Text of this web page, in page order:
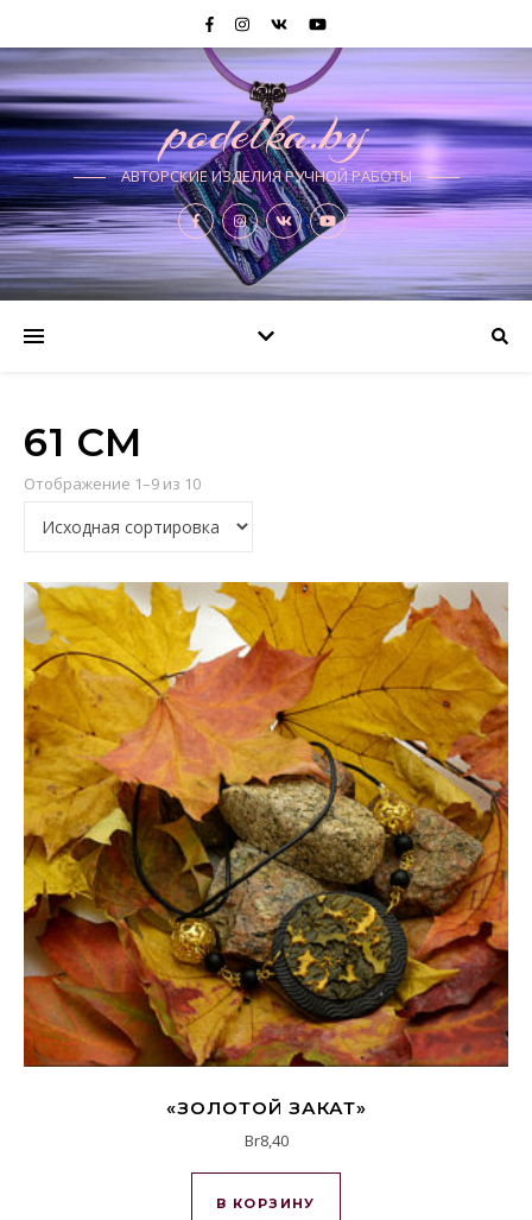
podelka.by
АВТОРСКИЕ ИЗДЕЛИЯ РУЧНОЙ РАБОТЫ
61 СМ
Отображение 1–9 из 10
«ЗОЛОТОЙ ЗАКАТ»
Br8,40
В КОРЗИНУ